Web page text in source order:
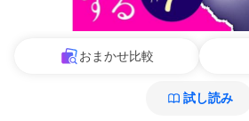
おまかせ比較
試し読み